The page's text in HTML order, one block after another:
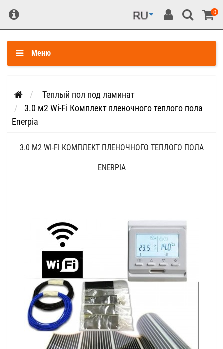
0
Меню
Теплый пол под ламинат
3.0 м2 Wi-Fi Комплект пленочного теплого пола
Enerpia
3.0 М2 WI-FI КОМПЛЕКТ ПЛЕНОЧНОГО ТЕПЛОГО ПОЛА
ENERPIA